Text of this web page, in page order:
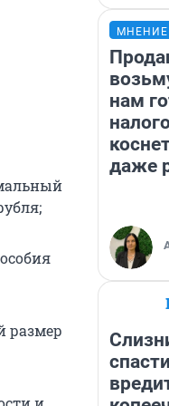
размер
МНЕНИЕ
нам
даже